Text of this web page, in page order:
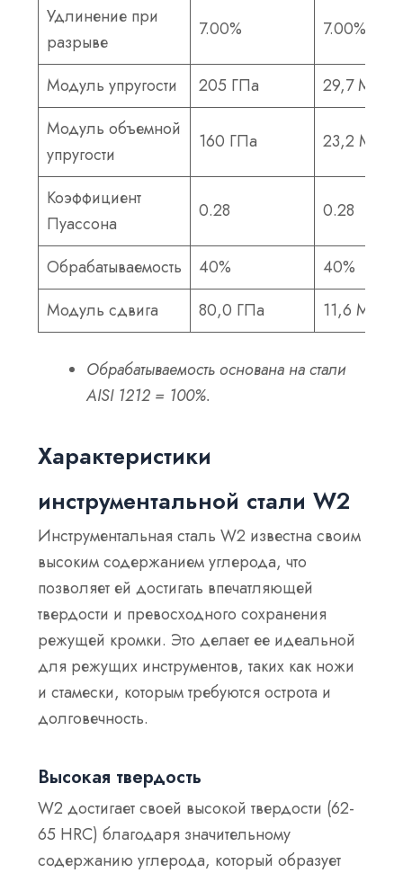
Удлинение при
разрыве
7.00% 7.00%
Модуль упругости 205 ГПа
29,7 Мпси
Модуль объемной
упругости
160 ГПа 23,2 МПа
Коэффициент
Пуассона
0.28 0.28
Обрабатываемость 40%
40%
Модуль сдвига
80,0 ГПа 11,6 Мпси
Обрабатываемость основана на стали
AISI 1212 = 100%.
Характеристики
инструментальной стали W2
Инструментальная сталь W2 известна своим
высоким содержанием углерода, что
позволяет ей достигать впечатляющей
твердости и превосходного сохранения
режущей кромки. Это делает ее идеальной
для режущих инструментов, таких как ножи
и стамески, которым требуются острота и
долговечность.
Высокая твердость
W2 достигает своей высокой твердости (62-
65 HRC) благодаря значительному
содержанию углерода, который образует